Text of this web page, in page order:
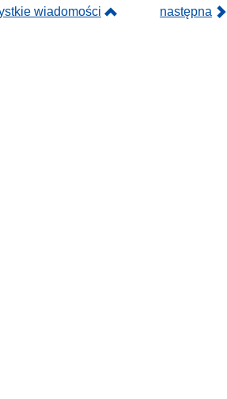
wiadomości następna